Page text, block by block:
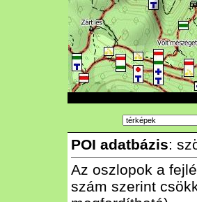
POI adatbázis:
Az oszlopok a
szám szerint